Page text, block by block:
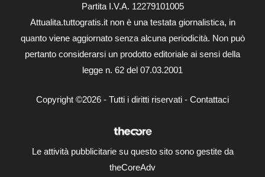
Partita I.V.A. 12279101005
Attualita.tuttogratis.it non è una testata giornalistica, in
quanto viene aggiornato senza alcuna periodicità. Non può
pertanto considerarsi un prodotto editoriale ai sensi della
legge n. 62 del 07.03.2001
Copyright ©2026 - Tutti i diritti riservati - Contattaci
Le attività pubblicitarie su questo sito sono gestite da
theCoreAdv